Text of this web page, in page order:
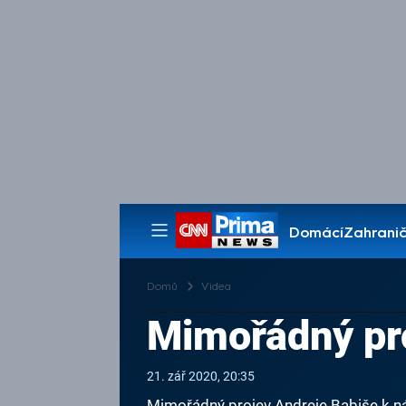
Domácí
Pořady
Domů Videa
Mimořádný
21. zář 2020, 20:35